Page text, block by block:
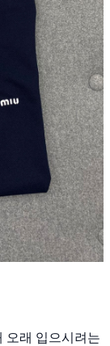
오래 입으시려는